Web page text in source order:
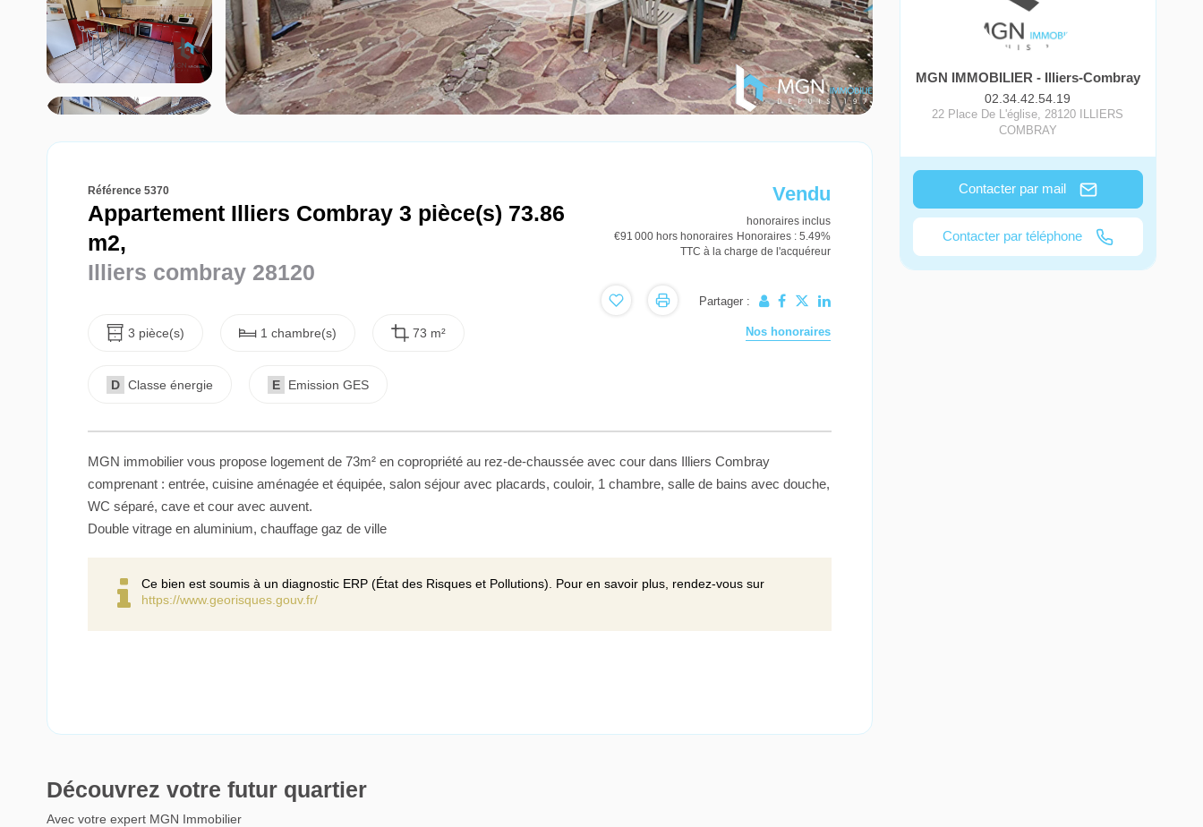
Référence 5370
Appartement Illiers Combray 3 pièce(s) 73.86
m2,
Illiers combray 28120
3 pièce(s) 1 chambre(s) 73 m²
D Classe énergie E Emission GES
Vendu
honoraires inclus
€91 000 hors honoraires Honoraires : 5.49%
TTC à la charge de l'acquéreur
Partager :
Nos honoraires
MGN immobilier vous propose logement de 73m² en copropriété au rez-de-chaussée avec cour dans Illiers Combray
comprenant : entrée, cuisine aménagée et équipée, salon séjour avec placards, couloir, 1 chambre, salle de bains avec douche,
WC séparé, cave et cour avec auvent.
Double vitrage en aluminium, chauffage gaz de ville
Ce bien est soumis à un diagnostic ERP (État des Risques et Pollutions). Pour en savoir plus, rendez-vous sur
https://www.georisques.gouv.fr/
Découvrez votre futur quartier
Avec votre expert MGN Immobilier
MGN IMMOBILIER - Illiers-Combray
02.34.42.54.19
22 Place De L'église,28120
ILLIERS
COMBRAY
Contacter par mail
Contacter par téléphone